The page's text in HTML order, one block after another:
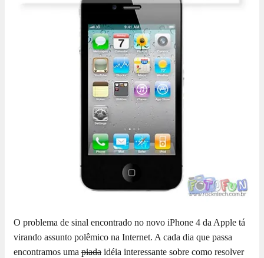
O problema de sinal encontrado no novo iPhone 4 da Apple tá
virando assunto polêmico na Internet. A cada dia que passa
encontramos uma piada idéia interessante sobre como resolver